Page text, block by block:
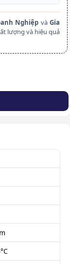
Nghiệp vàGia
lượng và hiệu quả